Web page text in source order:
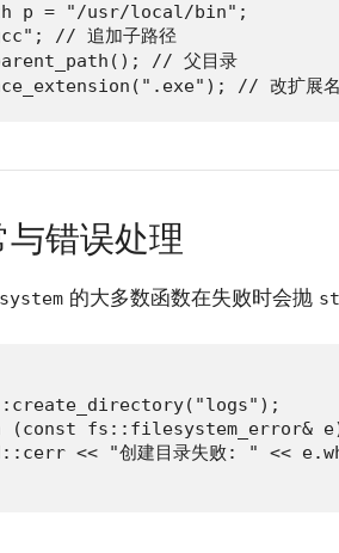
p = "/usr/local/bin";
// 追加子路径
// 父目录
// 改扩展名
与错误处理
的大多数函数在失败时会抛
(const fs::filesystem_error&
<< "创建目录失败: " <<